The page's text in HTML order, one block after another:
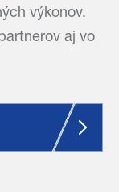
výkonov.
aj vo